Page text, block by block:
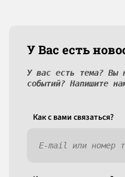
У Вас есть
У вас есть тема? Вы
событий? Напишите
Как c вами связаться?